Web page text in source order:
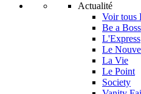
Actualité
Voir tous
Be a Boss
L'Express
Le
La Vie
Le Point
Society